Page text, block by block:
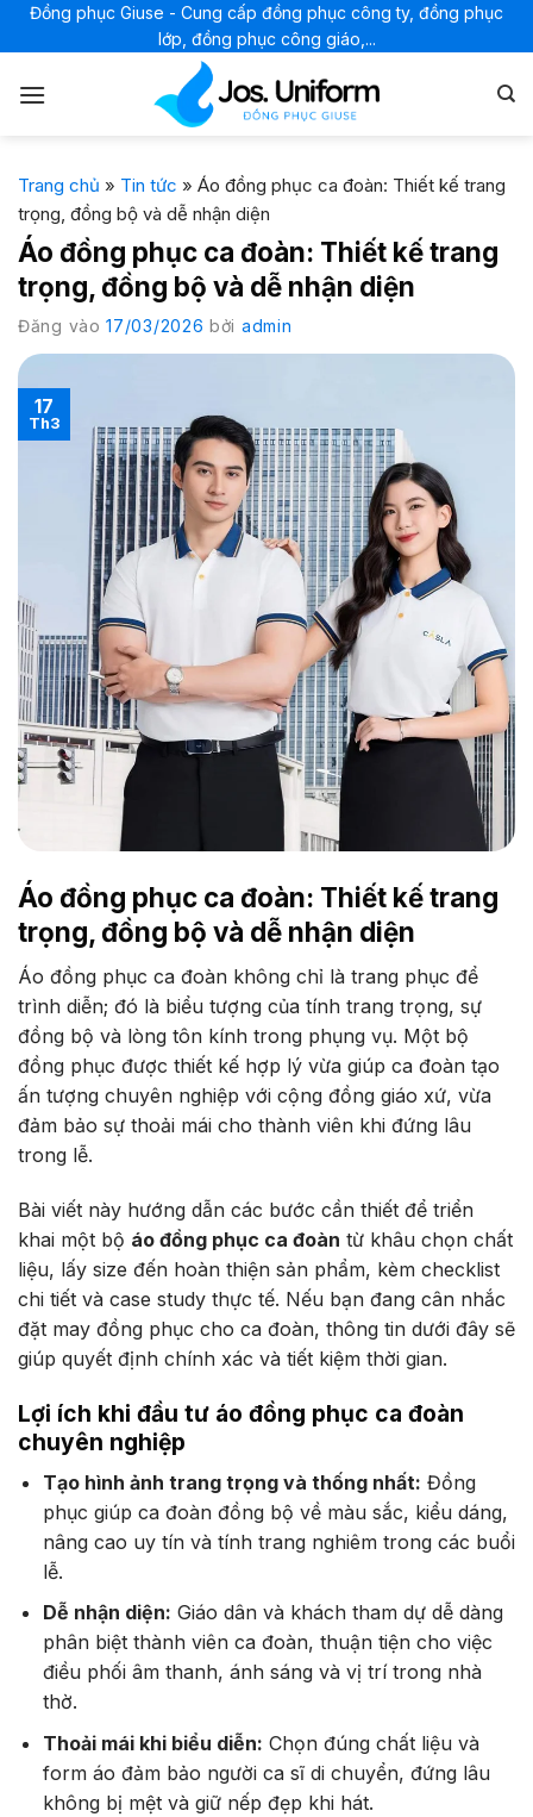
dung
Đồng phục Giuse - Cung cấp đồng phục công ty, đồng phục
lớp, đồng phục công giáo,...
Trang chủ » Tin tức » Áo đồng phục ca đoàn: Thiết kế trang
trọng, đồng bộ và dễ nhận diện
Áo đồng phục ca đoàn: Thiết kế trang
trọng, đồng bộ và dễ nhận diện
Đăng vào17/03/2026 bởi admin
17
Th3
Áo đồng phục ca đoàn: Thiết kế trang
trọng, đồng bộ và dễ nhận diện
Áo đồng phục ca đoàn không chỉ là trang phục để
trình diễn; đó là biểu tượng của tính trang trọng, sự
đồng bộ và lòng tôn kính trong phụng vụ. Một bộ
đồng phục được thiết kế hợp lý vừa giúp ca đoàn tạo
ấn tượng chuyên nghiệp với cộng đồng giáo xứ, vừa
đảm bảo sự thoải mái cho thành viên khi đứng lâu
trong lễ.
Bài viết này hướng dẫn các bước cần thiết để triển
khai một bộ áo đồng phục ca đoàn từ khâu chọn chất
liệu, lấy size đến hoàn thiện sản phẩm, kèm checklist
chi tiết và case study thực tế. Nếu bạn đang cân nhắc
đặt may đồng phục cho ca đoàn, thông tin dưới đây sẽ
giúp quyết định chính xác và tiết kiệm thời gian.
Lợi ích khi đầu tư áo đồng phục ca đoàn
chuyên nghiệp
Tạo hình ảnh trang trọng và thống nhất: Đồng
phục giúp ca đoàn đồng bộ về màu sắc, kiểu dáng,
nâng cao uy tín và tính trang nghiêm trong các buổi
lễ.
Dễ nhận diện: Giáo dân và khách tham dự dễ dàng
phân biệt thành viên ca đoàn, thuận tiện cho việc
điều phối âm thanh, ánh sáng và vị trí trong nhà
thờ.
Thoải mái khi biểu diễn: Chọn đúng chất liệu và
form áo đảm bảo người ca sĩ di chuyển, đứng lâu
không bị mệt và giữ nếp đẹp khi hát.